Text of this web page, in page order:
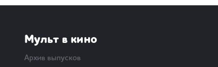
Мульт в кино
Архив выпусков